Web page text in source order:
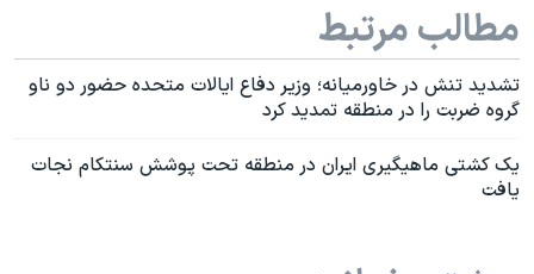
مطالب مرتبط
تشدید تنش در خاورمیانه؛ وزیر دفاع ایالات متحده حضور دو ناو
گروه ضربت را در منطقه تمدید کرد
یک کشتی ماهیگیری ایران در منطقه تحت پوشش سنتکام نجات
یافت